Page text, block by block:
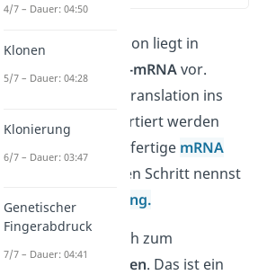
Nach der Transkription liegt in
Eukaryoten eine
Prä-mRNAvor.
Bevor diese für die Translation ins
Cytoplasma transportiert werden
die fertige mRNA
. Diesen Schritt nennst
du RNA-Prozessierung.
Dabei kommt es auch zum
sogenanntenSpleißen. Das ist ein
4/7 – Dauer: 04:50
Klonen
5/7 – Dauer: 04:28
Klonierung
6/7 – Dauer: 03:47
Genetischer
Fingerabdruck
7/7 – Dauer: 04:41